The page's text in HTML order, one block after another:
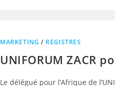
MARKETING / REGISTRES
UNIFORUM ZACR
Le délégué pour l’Afrique de